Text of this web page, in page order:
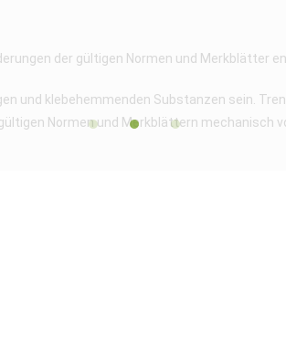
der gültigen Normen und Merkblätter
und klebehemmenden Substanzen sein.
Normen und Merkblättern mechanisch